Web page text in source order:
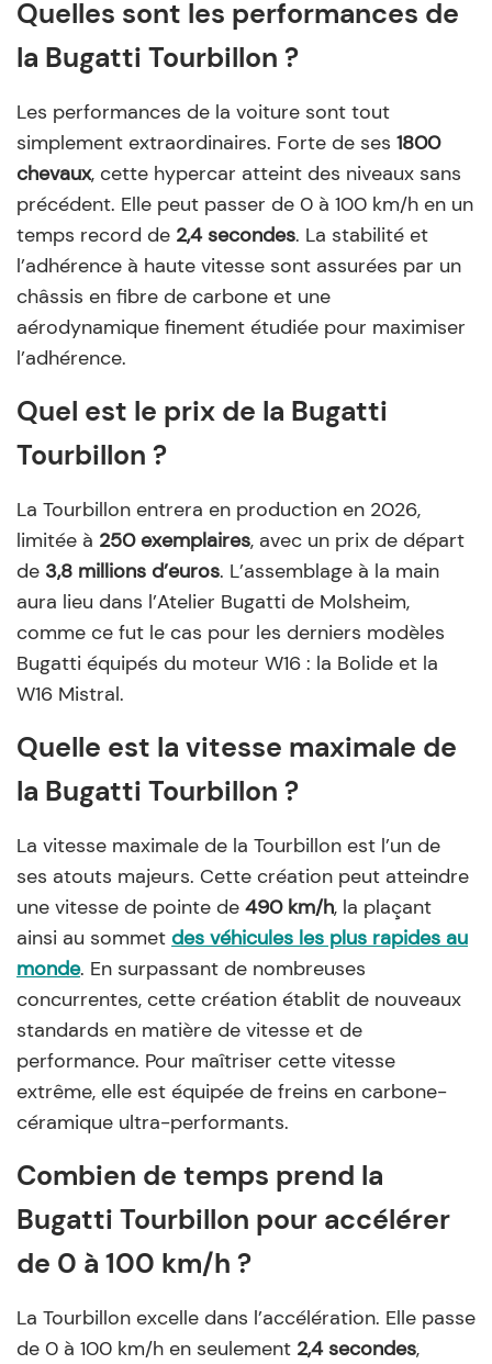
Quelles sont les performances de
la Bugatti Tourbillon ?
Les performances de la voiture sont tout
simplement extraordinaires. Forte de ses 1800
chevaux, cette hypercar atteint des niveaux sans
précédent. Elle peut passer de 0 à 100 km/h en un
temps record de 2,4 secondes. La stabilité et
l’adhérence à haute vitesse sont assurées par un
châssis en fibre de carbone et une
aérodynamique finement étudiée pour maximiser
l’adhérence.
Quel est le prix de la Bugatti
Tourbillon ?
La Tourbillon entrera en production en 2026,
limitée à 250 exemplaires, avec un prix de départ
de 3,8 millions d’euros. L’assemblage à la main
aura lieu dans l’Atelier Bugatti de Molsheim,
comme ce fut le cas pour les derniers modèles
Bugatti équipés du moteur W16 : la Bolide et la
W16 Mistral.
Quelle est la vitesse maximale de
la Bugatti Tourbillon ?
La vitesse maximale de la Tourbillon est l’un de
ses atouts majeurs. Cette création peut atteindre
une vitesse de pointe de 490 km/h, la plaçant
ainsi au sommet des véhicules les plus rapides au
monde. En surpassant de nombreuses
concurrentes, cette création établit de nouveaux
standards en matière de vitesse et de
performance. Pour maîtriser cette vitesse
extrême, elle est équipée de freins en carbone-
céramique ultra-performants.
Combien de temps prend la
Bugatti Tourbillon pour accélérer
de 0 à 100 km/h ?
La Tourbillon excelle dans l’accélération. Elle passe
de 0 à 100 km/h en seulement 2,4 secondes,